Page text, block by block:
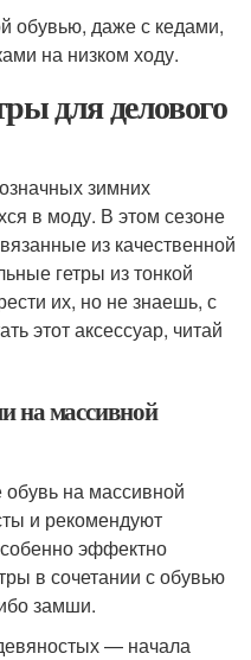
обувью, даже с кедами,
на низком ходу.
для делового
зимних
в моду. В этом сезоне
из качественной
гетры из тонкой
их, но не знаешь, с
этот аксессуар, читай
на массивной
обувь на массивной
и рекомендуют
эффектно
в сочетании с обувью
замши.
— начала